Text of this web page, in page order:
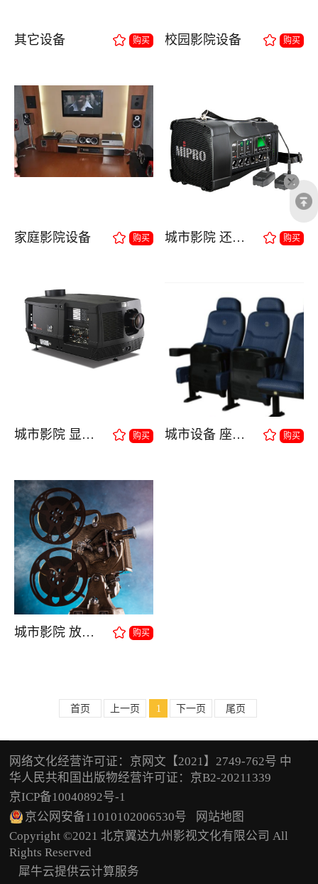
其它设备 购买 校园影院设备 购买
家庭影院设备 购买 城市影院 还音设备 购买
城市影院 显示设备 购买 城市设备 座椅设备 购买
城市影院 放映设备 购买
首页 上一页 1 下一页 尾页
网络文化经营许可证：京网文【2021】2749-762号 中
华人民共和国出版物经营许可证：京B2-20211339
京ICP备10040892号-1
京公网安备11010102006530号
网站地图
Copyright ©2021 北京翼达九州影视文化有限公司 All
Rights Reserved
犀牛云提供云计算服务